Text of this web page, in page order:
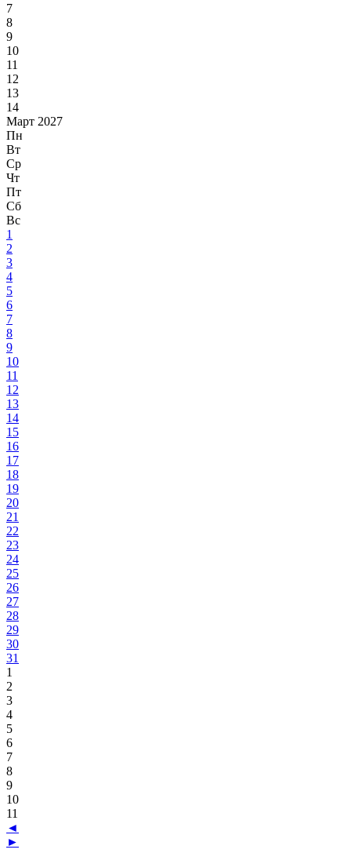
7
8
9
10
11
12
13
14
Март 2027
Пн
Вт
Ср
Чт
Пт
Сб
Вс
1
2
3
4
5
6
7
8
9
10
11
12
13
14
15
16
17
18
19
20
21
22
23
24
25
26
27
28
29
30
31
1
2
3
4
5
6
7
8
9
10
11
◄
►